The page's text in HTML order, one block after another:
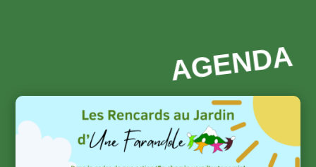
AGENDA